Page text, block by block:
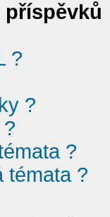
příspěvků
?
?
?
témata ?